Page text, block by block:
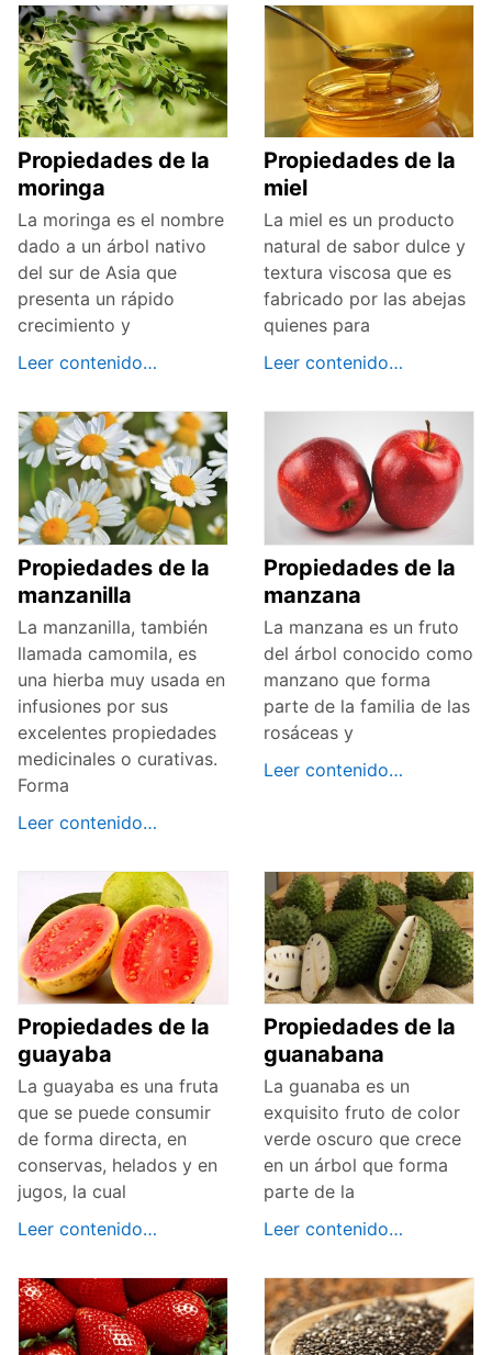
Propiedades de la
moringa
La moringa es el nombre
dado a un árbol nativo
del sur de Asia que
presenta un rápido
crecimiento y
Leer contenido…
Propiedades de la
miel
La miel es un producto
natural de sabor dulce y
textura viscosa que es
fabricado por las abejas
quienes para
Leer contenido…
Propiedades de la
manzanilla
La manzanilla, también
llamada camomila, es
una hierba muy usada en
infusiones por sus
excelentes propiedades
medicinales o curativas.
Forma
Leer contenido…
Propiedades de la
manzana
La manzana es un fruto
del árbol conocido como
manzano que forma
parte de la familia de las
rosáceas y
Leer contenido…
Propiedades de la
guayaba
La guayaba es una fruta
que se puede consumir
de forma directa, en
conservas, helados y en
jugos, la cual
Leer contenido…
Propiedades de la
guanabana
La guanaba es un
exquisito fruto de color
verde oscuro que crece
en un árbol que forma
parte de la
Leer contenido…